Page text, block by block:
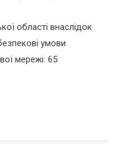
області внаслідок
умови
мережі: 65